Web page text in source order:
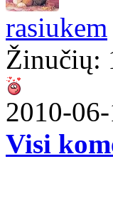
rasiukem
Žinučių:
2010-
Visi